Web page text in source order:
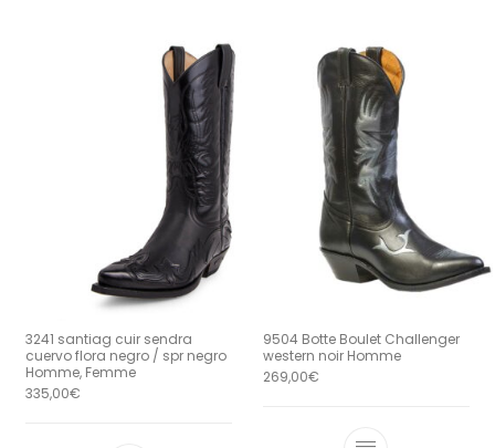
3241 santiag cuir sendra
cuervo flora negro / spr negro
Homme, Femme
335,00€
9504 Botte Boulet Challenger
western noir Homme
269,00€